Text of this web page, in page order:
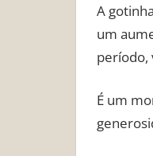
A
um
período,
É um